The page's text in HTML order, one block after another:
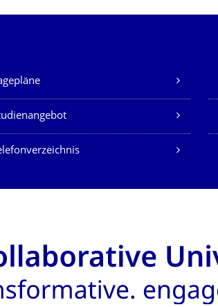
Dienste